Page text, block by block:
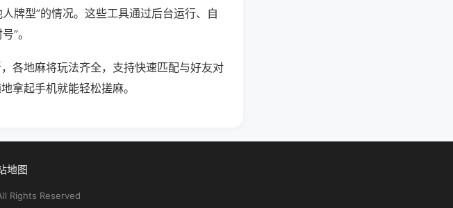
牌型”的情况。这些工具通过后台运行、自
”。
各地麻将玩法齐全，支持快速匹配与好友对
拿起手机就能轻松搓麻。
地图
Rights Reserved